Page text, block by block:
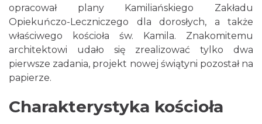
opracował plany Kamiliańskiego Zakładu
Opiekuńczo-Leczniczego dla dorosłych, a także
właściwego kościoła św. Kamila. Znakomitemu
architektowi udało się zrealizować tylko dwa
pierwsze zadania, projekt nowej świątyni pozostał na
papierze.
Charakterystyka kościoła